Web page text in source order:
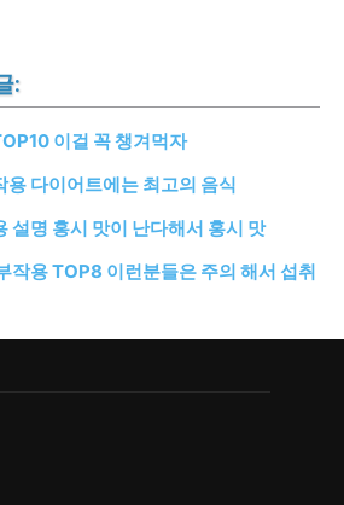
:
이걸 꼭 챙겨먹자
용 다이어트에는 최고의 음식
설명 홍시 맛이 난다해서 홍시 맛
작용 TOP8 이런분들은 주의 해서 섭취